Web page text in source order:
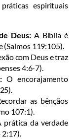
espirituais
Deus:A Bíblia é
(Salmos 119:105).
com Deus e traz
4:6-7).
O encorajamento
as bênçãos
107:1).
da verdade
2:17).